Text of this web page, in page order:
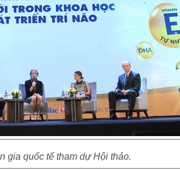
gia quốc tế tham dự Hội thảo.